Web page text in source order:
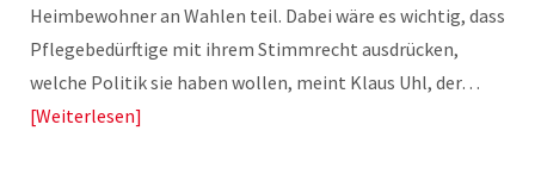
Heimbewohner an Wahlen teil. Dabei wäre es wichtig, dass
Pflegebedürftige mit ihrem Stimmrecht ausdrücken,
welche Politik sie haben wollen, meint Klaus Uhl, der…
Weiterlesen